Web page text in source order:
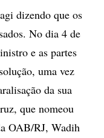
dizendo que os
No dia 4 de
e as partes
uma vez
da sua
que nomeou
OAB/RJ, Wadih